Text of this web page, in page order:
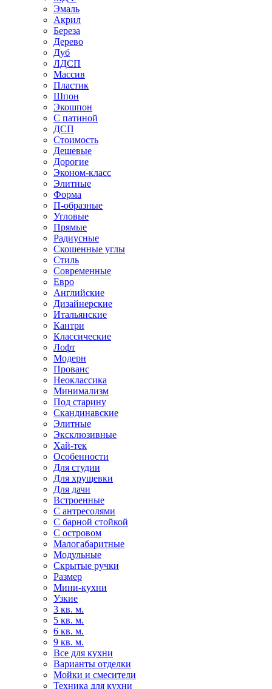
Эмаль
Акрил
Береза
Дерево
Дуб
ЛДСП
Массив
Пластик
Шпон
Экошпон
С патиной
ДСП
Стоимость
Дешевые
Дорогие
Эконом-класс
Элитные
Форма
П-образные
Угловые
Прямые
Радиусные
Скошенные углы
Стиль
Современные
Евро
Английские
Дизайнерские
Итальянские
Кантри
Классические
Лофт
Модерн
Прованс
Неоклассика
Минимализм
Под старину
Скандинавские
Элитные
Эксклюзивные
Хай-тек
Особенности
Для студии
Для хрущевки
Для дачи
Встроенные
С антресолями
С барной стойкой
С островом
Малогабаритные
Модульные
Скрытые ручки
Размер
Мини-кухни
Узкие
3 кв. м.
5 кв. м.
6 кв. м.
9 кв. м.
Все для кухни
Варианты отделки
Мойки и смесители
Техника для кухни